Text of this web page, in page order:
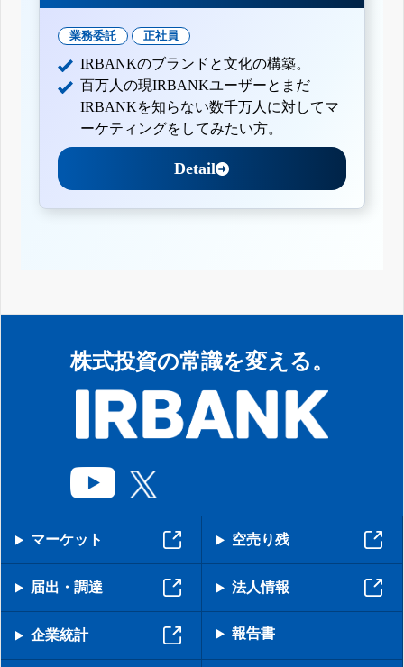
業務委託 正社員
IRBANKのブランドと文化の構築。
百万人の現IRBANKユーザーとまだ
IRBANKを知らない数千万人に対してマ
ーケティングをしてみたい方。
Detail
株式投資の常識を変える。
マーケット 空売り残
届出・調達 法人情報
企業統計 報告書